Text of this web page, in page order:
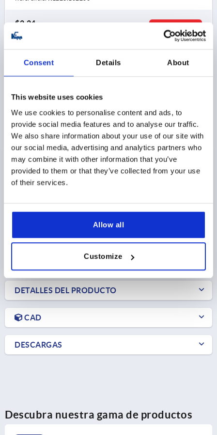
Consent Details About
This website uses cookies
We use cookies to personalise content and ads, to
provide social media features and to analyse our traffic.
We also share information about your use of our site with
our social media, advertising and analytics partners who
may combine it with other information that you’ve
provided to them or that they’ve collected from your use
of their services.
Allow all
Customize
$2.24
más IVA
más gastos de envío
DETALLES
K1223 C
BOTÓN MOLETEADO D=M06 D1=26, FORMA:C
DUROPLAST, NEGRO, COMP:PLÁSTICO
ROSCA=M6 DIÁMETRO EXTERIOR=26 T=9
FORMA=C
MATERIAL DEL COMPONENTE=PLÁSTICO
Referencia:K1223.102606
$2.33
más IVA
DETALLES
DETALLES DEL PRODUCTO
CAD
DESCARGAS
Descubra nuestra gama de productos